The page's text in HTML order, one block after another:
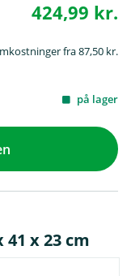
424,99 kr.
fra 87,50 kr.
på lager
41 x 23 cm